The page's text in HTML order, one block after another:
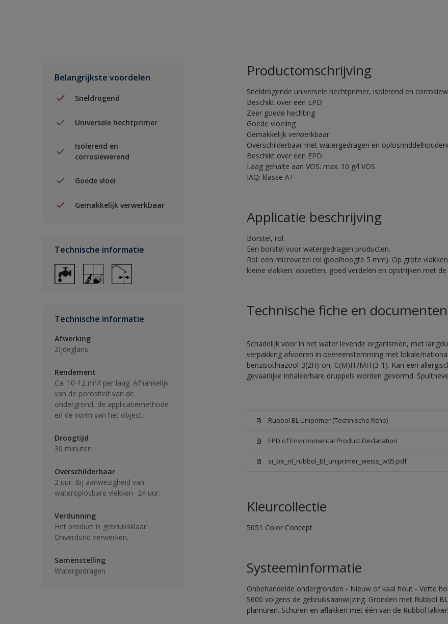
Belangrijkste voordelen
Sneldrogend
Universele hechtprimer
Isolerend en
corrosiewerend
Goede vloei
Gemakkelijk verwerkbaar
Technische informatie
Technische informatie
Afwerking
Zijdeglans
Rendement
Ca. 10-12 m²/l per laag. Afhankelijk
van de porositeit van de
ondergrond, de applicatiemethode
en de vorm van het object.
Droogtijd
30 minuten
Overschilderbaar
2 uur. Bij aanwezigheid van
wateroplosbare vlekken- 24 uur.
Verdunning
Het product is gebruiksklaar.
Onverdund verwerken.
Samenstelling
Watergedragen
Productomschrijving
Sneldrogende universele hechtprimer, isolerend en
Beschikt over een EPD
Zeer goede hechting
Goede vloeiing
Gemakkelijk verwerkbaar
Overschilderbaar met watergedragen en
Beschikt over een EPD
Laag gehalte aan VOS: max. 10 g/l VOS
IAQ: klasse A+
Applicatie beschrijving
Borstel, rol.
Een borstel voor watergedragen producten.
Rol: een microvezel rol (poolhoogte 5 mm). Op grote
kleine vlakken: opzetten, goed verdelen en opstrijken met
Technische fiche en documenten
Schadelijk voor in het water levende organismen, met
verpakking afvoeren in overeenstemming met lokale/
benzisothiazool-3(2H)-on, C(M)IT/MIT(3-1). Kan een
gevaarlijke inhaleerbare druppels worden gevormd.
Rubbol BL Uniprimer (Technische fiche)
EPD of Environmental Product Declaration
si_be_nl_rubbol_bl_uniprimer_weiss_w05.pdf
Kleurcollectie
5051 Color Concept
Systeeminformatie
Onbehandelde ondergronden - Nieuw of kaal hout - Vette
S600 volgens de gebruiksaanwijzing. Gronden met Rubbol
plamuren. Schuren en aflakken met één van de Rubbol